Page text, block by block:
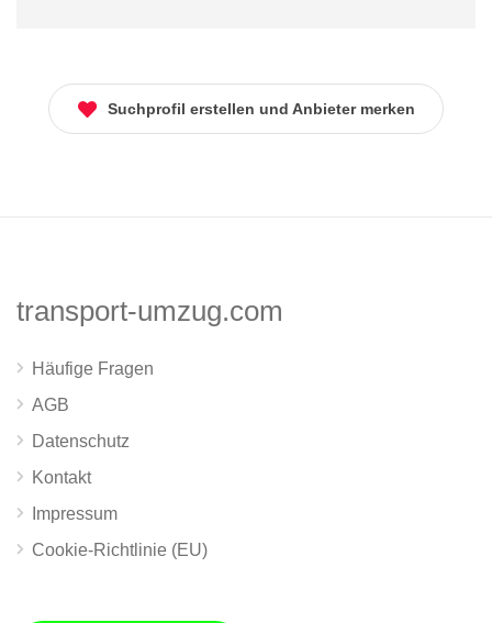
Suchprofil erstellen und Anbieter merken
transport-umzug.com
Häufige Fragen
AGB
Datenschutz
Kontakt
Impressum
Cookie-Richtlinie (EU)